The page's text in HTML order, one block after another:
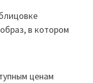
в котором
ценам